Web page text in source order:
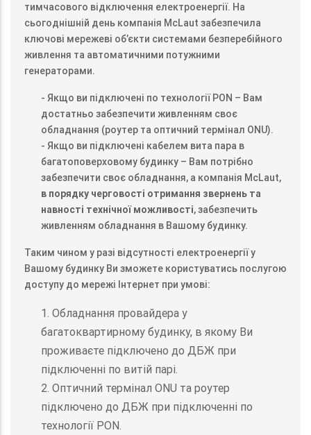
тимчасового відключення електроенергії. На
сьогоднішній день компанія McLaut забезпечила
ключові мережеві об’єкти системами безперебійного
живлення та автоматичними потужними
генераторами.
- Якщо ви підключені по технології PON – Вам
достатньо забезпечити живленням своє
обладнання (роутер та оптичний термінал ONU).
- Якщо ви підключені кабелем вита пара в
багатоповерховому будинку – Вам потрібно
забезпечити своє обладнання, а компанія McLaut,
в порядку черговості отримання звернень та
навності технічної можливості, забезпечить
живленням обладнання в Вашому будинку.
Таким чином у разі відсутності електроенергії у
Вашому будинку Ви зможете користуватись послугою
доступу до мережі Інтернет при умові:
1. Обладнання провайдера у
багатоквартирному будинку, в якому Ви
проживаєте підключено до ДБЖ при
підключенні по витій парі.
2. Оптичний термінал ONU та роутер
підключено до ДБЖ при підключенні по
технології PON.